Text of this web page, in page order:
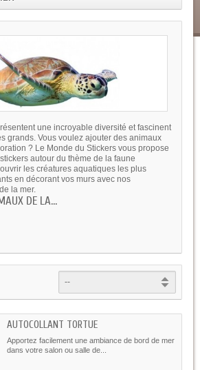
une incroyable diversité et fascinent
grands. Vous voulez ajouter des animaux
? Le Monde du Stickers vous propose
autour du thème de la faune
les créatures aquatiques les plus
en décorant vos murs avec nos
la mer.
DE LA...
AUTOCOLLANT TORTUE
Apportez facilement une ambiance de bord de mer
dans votre salon ou salle de...